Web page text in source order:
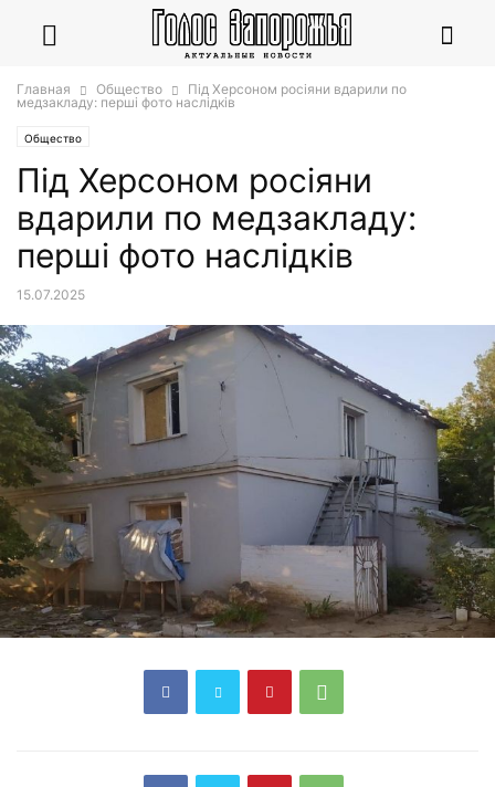
Главная Общество
Під Херсоном росіяни вдарили по
медзакладу: перші фото наслідків
Общество
Під Херсоном росіяни
вдарили по медзакладу:
перші фото наслідків
15.07.2025